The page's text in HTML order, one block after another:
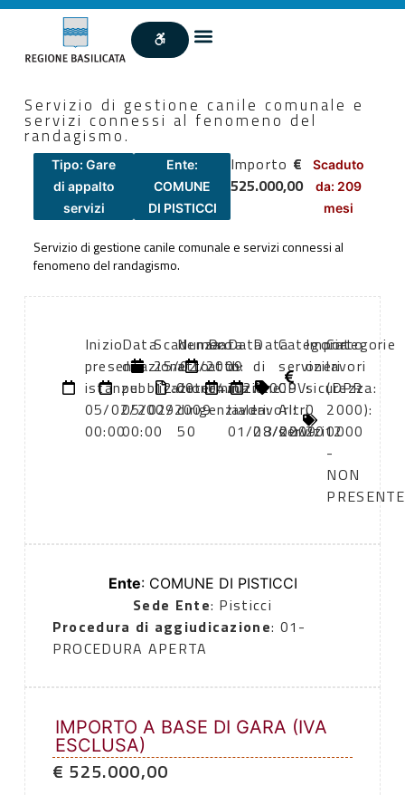
Servizio di gestione canile comunale e
servizi connessi al fenomeno del
randagismo.
Tipo: Gare
di appalto
servizi
Ente:
COMUNE
DI PISTICCI
Importo €
525.000,00
Scaduto
da: 209
mesi
Servizio di gestione canile comunale e servizi connessi al
fenomeno del randagismo.
Inizio
presentazione
istanze:
05/02/2009
00:00
Data
di
pubblicazione:
05/02/2009
00:00
Scadenza:
25/02/2009
12:00
Numero
atto:
determina
dirigenziale
50
Data
atto:
04/02/2009
Data
di
inizio
lavori:
01/03/2009
Data
di
fine
lavori:
28/02/2012
Categoria
servizi
CPV:
Altri
servizi
Importo
oneri
sicurezza:
0
Categorie
lavori
(DPR
2000):
0000
-
NON
PRESENTE
Ente: COMUNE DI PISTICCI
Sede Ente: Pisticci
Procedura di aggiudicazione: 01-
PROCEDURA APERTA
IMPORTO A BASE DI GARA (IVA
ESCLUSA)
€ 525.000,00